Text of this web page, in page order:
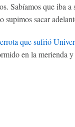
Sabíamos que iba a
sacar
que sufrió
en la merienda